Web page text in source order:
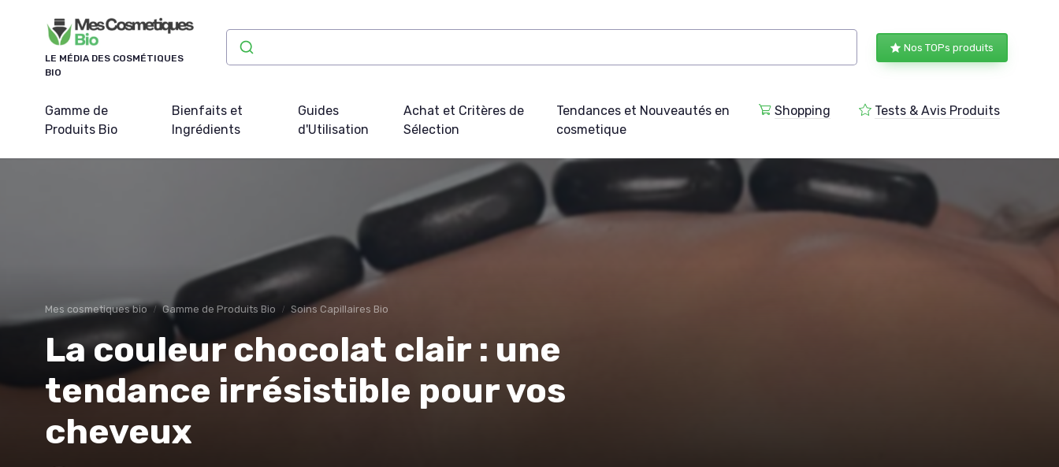
LE MÉDIA DES COSMÉTIQUES
BIO
Nos TOPs produits
Gamme de
Produits Bio
Bienfaits et
Ingrédients
Guides
d'Utilisation
Achat et Critères de
Sélection
Tendances et Nouveautés en
cosmetique
Shopping Tests & Avis Produits
Mes cosmetiques bio Gamme de Produits Bio Soins Capillaires Bio
La couleur chocolat clair : une
tendance irrésistible pour vos
cheveux